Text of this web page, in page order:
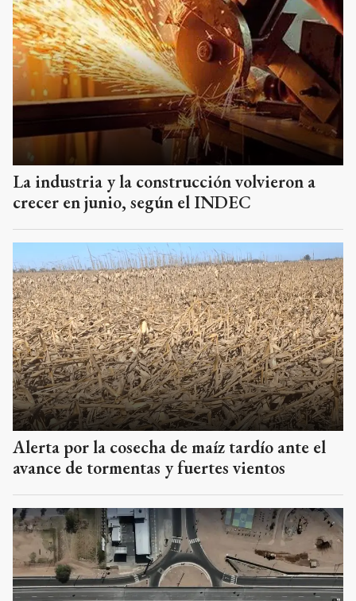
La industria y la construcción volvieron a
crecer en junio, según el INDEC
Alerta por la cosecha de maíz tardío ante el
avance de tormentas y fuertes vientos